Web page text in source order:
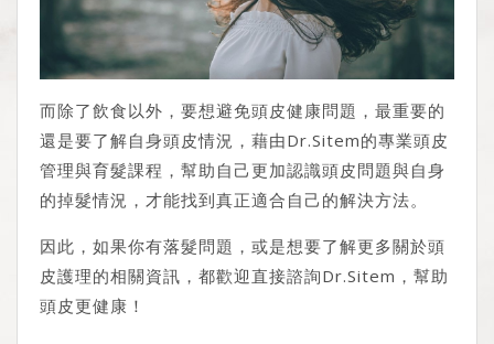
而除了飲食以外，要想避免頭皮健康問題，最重要的
還是要了解自身頭皮情況，藉由Dr.Sitem的專業頭皮
管理與育髮課程，幫助自己更加認識頭皮問題與自身
的掉髮情況，才能找到真正適合自己的解決方法。
因此，如果你有落髮問題，或是想要了解更多關於頭
皮護理的相關資訊，都歡迎直接諮詢Dr.Sitem，幫助
頭皮更健康！